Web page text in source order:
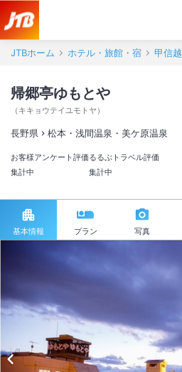
JTBホーム ホテル・旅館・宿 甲信越
帰郷亭ゆもとや
（ キキョウテイユモトヤ ）
長野県 松本・浅間温泉・美ケ原温泉
お客様アンケート評価
集計中
るるぶトラベル評価
集計中
基本情報 プラン 写真